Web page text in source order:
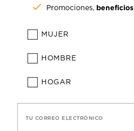
Promociones, beneficios
MUJER
HOMBRE
HOGAR
TU CORREO ELECTRÓNICO